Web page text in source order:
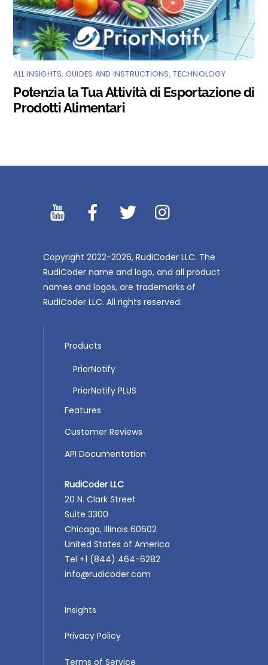
ALL INSIGHTS, GUIDES AND INSTRUCTIONS,TECHNOLOGY
Potenzia la Tua Attività di Esportazione di
Prodotti Alimentari
YouTibe Facebook Twitter
Copyright 2022-2026, RudiCoder LLC. The
RudiCoder name and logo, and all product
names and logos, are trademarks of
RudiCoder LLC. All rights reserved.
Products
PriorNotify
PriorNotify PLUS
Features
Customer Reviews
API Documentation
RudiCoder LLC
20 N. Clark Street
Suite 3300
Chicago, Illinois 60602
United States of America
Tel +1 (844) 464-6282
info@rudicoder.com
Insights
Privacy Policy
Terms of Service